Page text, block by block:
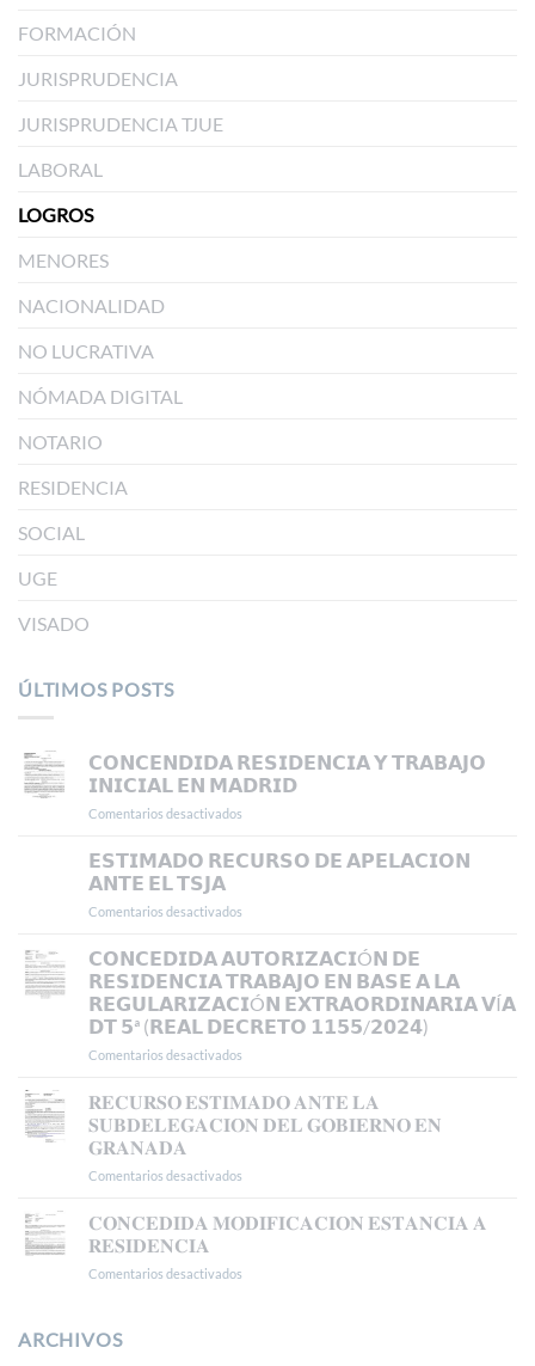
FORMACIÓN
JURISPRUDENCIA
JURISPRUDENCIA TJUE
LABORAL
LOGROS
MENORES
NACIONALIDAD
NO LUCRATIVA
NÓMADA DIGITAL
NOTARIO
RESIDENCIA
SOCIAL
UGE
VISADO
ÚLTIMOS POSTS
𝗖𝗢𝗡𝗖𝗘𝗡𝗗𝗜𝗗𝗔 𝗥𝗘𝗦𝗜𝗗𝗘𝗡𝗖𝗜𝗔 𝗬 𝗧𝗥𝗔𝗕𝗔𝗝𝗢
𝗜𝗡𝗜𝗖𝗜𝗔𝗟 𝗘𝗡 𝗠𝗔𝗗𝗥𝗜𝗗
Comentarios desactivados
𝗥𝗘𝗦𝗜𝗗𝗘𝗡𝗖𝗜𝗔
𝗠𝗔𝗗𝗥𝗜𝗗
𝗘𝗦𝗧𝗜𝗠𝗔𝗗𝗢 𝗥𝗘𝗖𝗨𝗥𝗦𝗢 𝗗𝗘 𝗔𝗣𝗘𝗟𝗔𝗖𝗜𝗢𝗡
𝗔𝗡𝗧𝗘 𝗘𝗟 𝗧𝗦𝗝𝗔
Comentarios desactivados
𝗥𝗘𝗖𝗨𝗥𝗦𝗢
𝗗𝗘
𝗔𝗣𝗘𝗟𝗔𝗖𝗜𝗢𝗡
𝗔𝗡𝗧𝗘
𝗘𝗟
𝗖𝗢𝗡𝗖𝗘𝗗𝗜𝗗𝗔 𝗔𝗨𝗧𝗢𝗥𝗜𝗭𝗔𝗖𝗜Ó𝗡 𝗗𝗘
𝗥𝗘𝗦𝗜𝗗𝗘𝗡𝗖𝗜𝗔 𝗧𝗥𝗔𝗕𝗔𝗝𝗢 𝗘𝗡 𝗕𝗔𝗦𝗘 𝗔 𝗟𝗔
𝗥𝗘𝗚𝗨𝗟𝗔𝗥𝗜𝗭𝗔𝗖𝗜Ó𝗡 𝗘𝗫𝗧𝗥𝗔𝗢𝗥𝗗𝗜𝗡𝗔𝗥𝗜𝗔 𝗩Í𝗔
𝗗𝗧 𝟱ª (𝗥𝗘𝗔𝗟 𝗗𝗘𝗖𝗥𝗘𝗧𝗢 𝟭𝟭𝟱𝟱/𝟮𝟬𝟮𝟰)
Comentarios desactivados
𝗔𝗨𝗧𝗢𝗥𝗜𝗭𝗔𝗖𝗜Ó𝗡
𝗗𝗘
𝗥𝗘𝗦𝗜𝗗𝗘𝗡𝗖𝗜𝗔
𝗔
𝐑𝐄𝐂𝐔𝐑𝐒𝐎 𝐄𝐒𝐓𝐈𝐌𝐀𝐃𝐎 𝐀𝐍𝐓𝐄 𝐋𝐀
𝐒𝐔𝐁𝐃𝐄𝐋𝐄𝐆𝐀𝐂𝐈𝐎𝐍 𝐃𝐄𝐋 𝐆𝐎𝐁𝐈𝐄𝐑𝐍𝐎 𝐄𝐍
𝐆𝐑𝐀𝐍𝐀𝐃𝐀
Comentarios desactivados
𝐄𝐒𝐓𝐈𝐌𝐀𝐃𝐎
𝐂𝐎𝐍𝐂𝐄𝐃𝐈𝐃𝐀 𝐌𝐎𝐃𝐈𝐅𝐈𝐂𝐀𝐂𝐈𝐎𝐍 𝐄𝐒𝐓𝐀𝐍𝐂𝐈𝐀 𝐀
𝐑𝐄𝐒𝐈𝐃𝐄𝐍𝐂𝐈𝐀
Comentarios desactivados
ARCHIVOS